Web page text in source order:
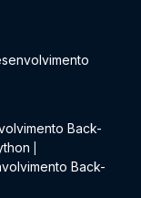
Back-
Back-